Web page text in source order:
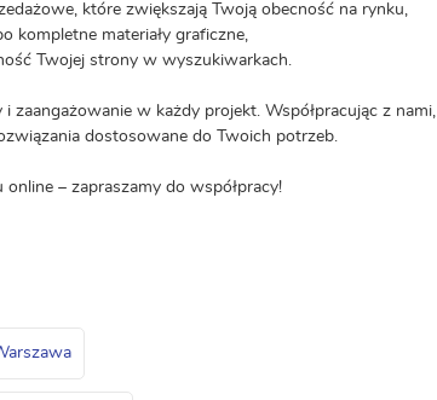
które zwiększają Twoją obecność na rynku,
kompletne materiały graficzne,
Twojej strony w wyszukiwarkach.
zaangażowanie w każdy projekt. Współpracując z nami,
dostosowane do Twoich potrzeb.
– zapraszamy do współpracy!